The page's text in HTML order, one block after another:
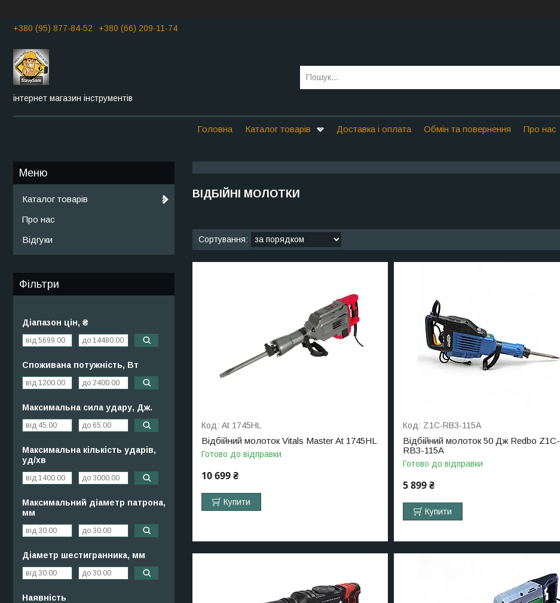
+380 (95) 877-84-52 +380 (66) 209-11-74
інтернет магазин інструментів
Головна Каталог товарів Доставка і оплата Обмін та повернення Про нас
ВІДБІЙНІ МОЛОТКИ
At 1745HL
Відбійний молоток Vitals Master At 1745HL
Готово до відправки
10 699 ₴
Купити
Z1C-RB3-115A
Відбійний молоток 50 Дж Redbo Z1C-
RB3-115A
Готово до відправки
5 899 ₴
Купити
Каталог товарів
Про нас
Відгуки
Фільтри
Діапазон цін, ₴
Споживана потужність, Вт
Максимальна сила удару, Дж.
Максимальна кількість ударів,
уд/хв
Максимальний діаметр патрона,
мм
Діаметр шестигранника, мм
Наявність